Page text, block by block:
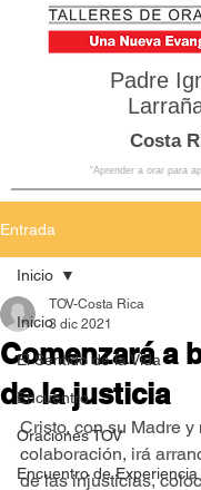
Padre
Costa
“Aprender a orar para
Entrada
Inicio
El Sentido de la Vida
Encuentro
Oraciones TOV
Encuentro de Experiencia
Inicio
Comenzará a
de la justicia
TOV-Costa Rica
3 dic 2021
Cristo, con su Madre y
colaboración, irá
de las injusticias,